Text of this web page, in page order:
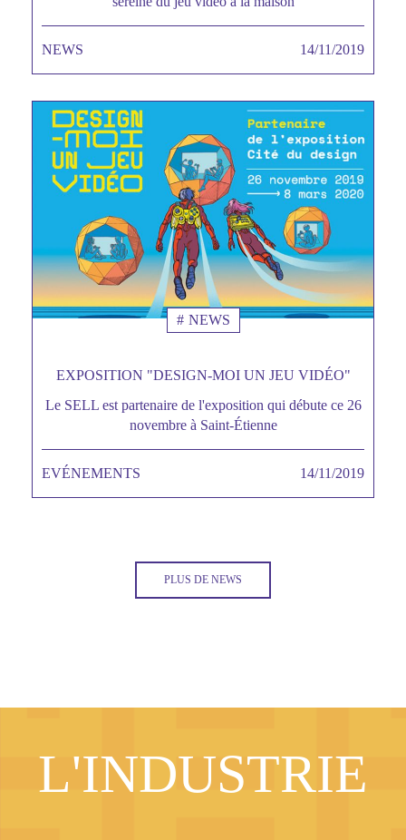
TAGS MINEURES
NEWS Date
14/11/2019
NEWS
EXPOSITION "DESIGN-MOI UN JEU VIDÉO"
Sous
titre
Le SELL est partenaire de l'exposition qui débute ce 26
novembre à Saint-Étienne
TAGS MINEURES
EVÉNEMENTS Date
14/11/2019
PLUS DE NEWS
L'INDUSTRIE